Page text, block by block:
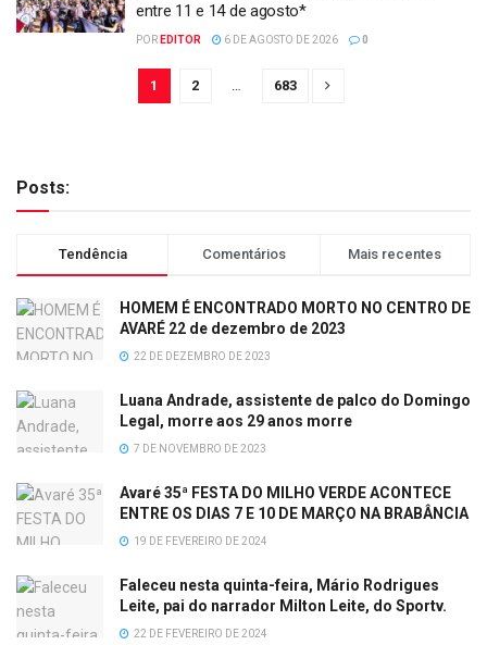
entre 11 e 14 de agosto*
POR EDITOR 6 DE AGOSTO DE 2026 0
1 2 … 683
Posts:
Tendência Comentários Mais recentes
HOMEM É ENCONTRADO MORTO NO CENTRO DE
AVARÉ 22 de dezembro de 2023
22 DE DEZEMBRO DE 2023
Luana Andrade, assistente de palco do Domingo
Legal, morre aos 29 anos morre
7 DE NOVEMBRO DE 2023
Avaré 35ª FESTA DO MILHO VERDE ACONTECE
ENTRE OS DIAS 7 E 10 DE MARÇO NA BRABÂNCIA
19 DE FEVEREIRO DE 2024
Faleceu nesta quinta-feira, Mário Rodrigues
Leite, pai do narrador Milton Leite, do Sportv.
22 DE FEVEREIRO DE 2024